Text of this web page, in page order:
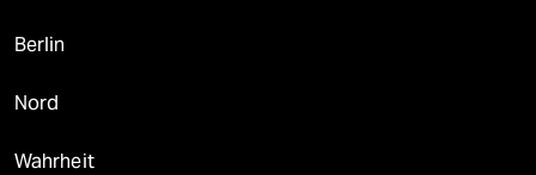
Berlin
Nord
Wahrheit